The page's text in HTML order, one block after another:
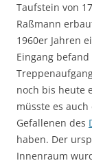
Taufstein von
Raßmann
1960er Jahren
Eingang
noch bis heute
müsste es
Gefallenen des
haben. Der
Innenraum